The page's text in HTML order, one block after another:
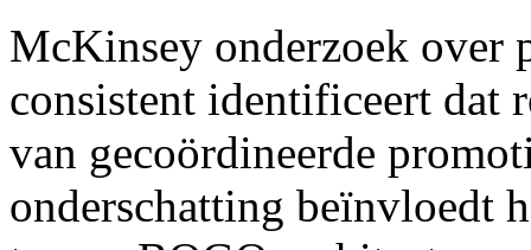
McKinsey onderzoek over
consistent identificeert dat
van gecoördineerde
onderschatting beïnvloedt